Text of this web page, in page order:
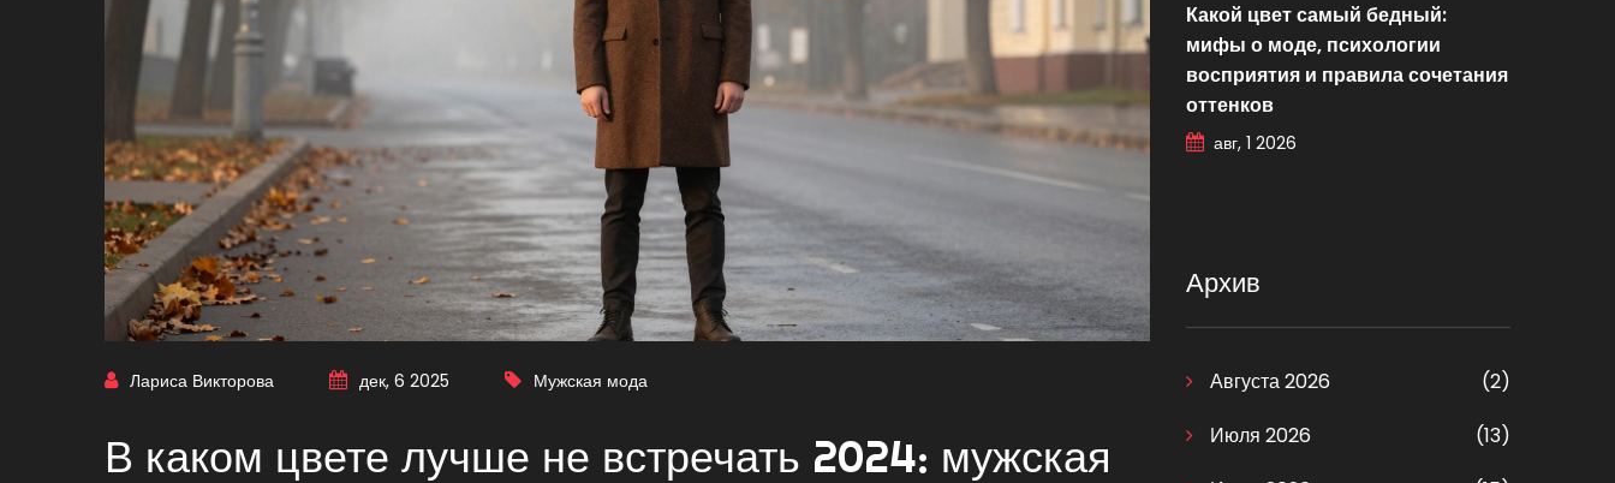
Лариса Викторова дек, 6 2025 Мужская мода
В каком цвете лучше не встречать 2024: мужская
Какой цвет самый бедный:
мифы о моде, психологии
восприятия и правила сочетания
оттенков
авг, 1 2026
Архив
Августа 2026
(2)
Июля 2026
(13)